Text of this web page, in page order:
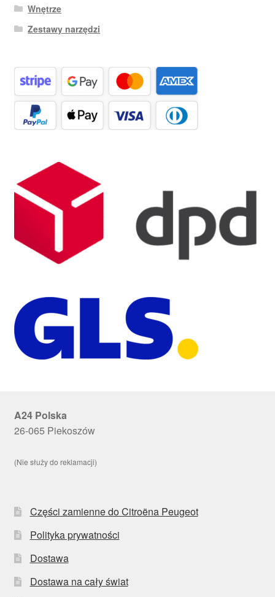
Wnętrze
Zestawy narzędzi
A24 Polska
26-065 Piekoszów
(Nie służy do reklamacji)
Części zamienne do Citroëna Peugeot
Polityka prywatności
Dostawa
Dostawa na cały świat